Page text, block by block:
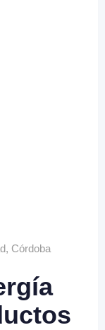
, Córdoba